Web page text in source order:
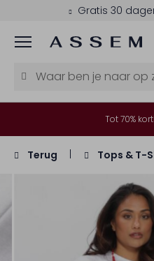
Gratis 30
Menu
Tot 70%
Terug Tops & T-